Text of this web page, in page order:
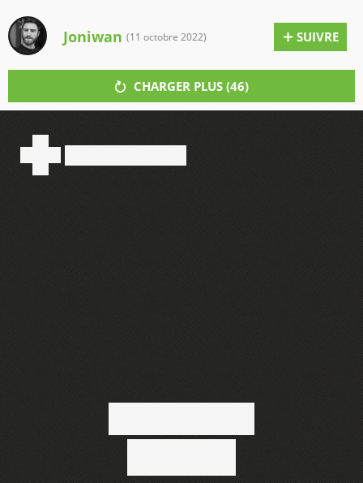
Joniwan (11 octobre 2022) SUIVRE
CHARGER PLUS (46)